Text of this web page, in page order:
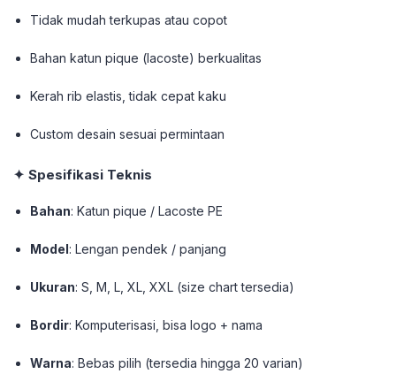
Tidak mudah terkupas atau copot
Bahan katun pique (lacoste) berkualitas
Kerah rib elastis, tidak cepat kaku
Custom desain sesuai permintaan
✦ Spesifikasi Teknis
Bahan: Katun pique / Lacoste PE
Model: Lengan pendek / panjang
Ukuran: S, M, L, XL, XXL (size chart tersedia)
Bordir: Komputerisasi, bisa logo + nama
Warna: Bebas pilih (tersedia hingga 20 varian)